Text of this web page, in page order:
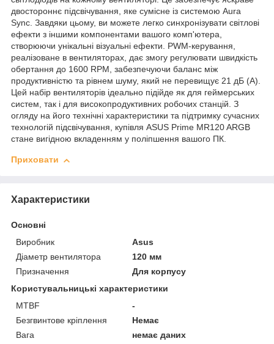
двостороннє підсвічування, яке сумісне із системою Aura
Sync. Завдяки цьому, ви можете легко синхронізувати світлові
ефекти з іншими компонентами вашого комп'ютера,
створюючи унікальні візуальні ефекти. PWM-керування,
реалізоване в вентиляторах, дає змогу регулювати швидкість
обертання до 1600 RPM, забезпечуючи баланс між
продуктивністю та рівнем шуму, який не перевищує 21 дБ (А).
Цей набір вентиляторів ідеально підійде як для геймерських
систем, так і для високопродуктивних робочих станцій. З
огляду на його технічні характеристики та підтримку сучасних
технологій підсвічування, купівля ASUS Prime MR120 ARGB
стане вигідною вкладенням у поліпшення вашого ПК.
Приховати
Характеристики
Основні
Виробник
Asus
Діаметр вентилятора
120 мм
Призначення
Для корпусу
Користувальницькі характеристики
MTBF
-
Безгвинтове кріплення
Немає
Вага
немає даних